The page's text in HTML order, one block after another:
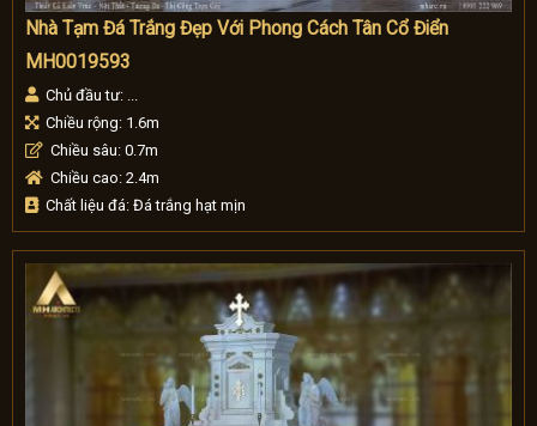
Nhà Tạm Đá Trắng Đẹp Với Phong Cách Tân Cổ Điển
MH0019593
Chủ đầu tư: ...
Chiều rộng: 1.6m
Chiều sâu: 0.7m
Chiều cao: 2.4m
Chất liệu đá: Đá trắng hạt mịn